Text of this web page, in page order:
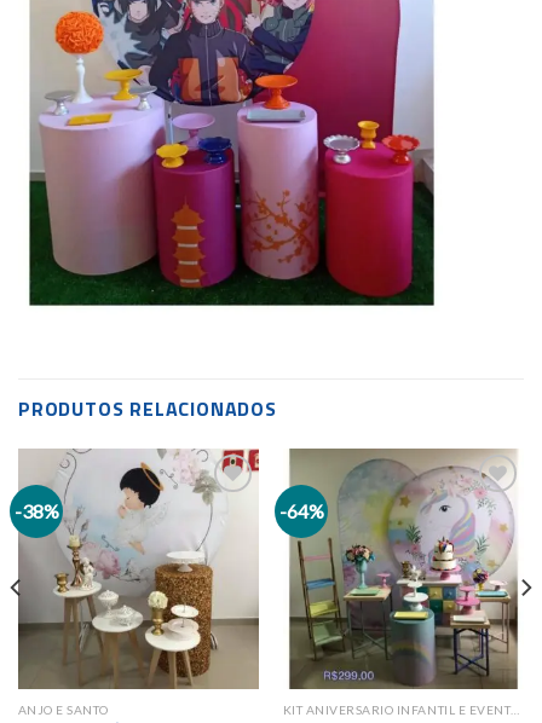
PRODUTOS RELACIONADOS
-38%
Add to
wishlist
ANJO E SANTO
-64%
Add to
wishlist
KIT ANIVERSARIO INFANTIL E EVENTOS SAZONAIS